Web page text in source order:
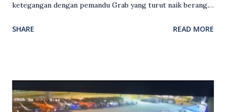
ketegangan dengan pemandu Grab yang turut naik berang.
antara seorang lelaki warga asing dengan pemandu Grab
Grab bertindak mempertahankan wanita terbabit sebelum
berlaku pertikaman lidah antara kedua-dua pihak. Video
SHARE READ MORE